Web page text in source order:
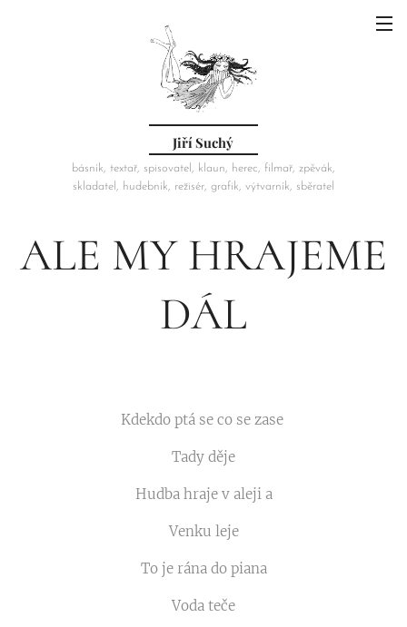
Jiří Suchý
básník, textař, spisovatel, klaun, herec, filmař, zpěvák,
skladatel, hudebník, režisér, grafik, výtvarník, sběratel
ALE MY HRAJEME
DÁL
Kdekdo ptá se co se zase
Tady děje
Hudba hraje v aleji a
Venku leje
To je rána do piana
Voda teče